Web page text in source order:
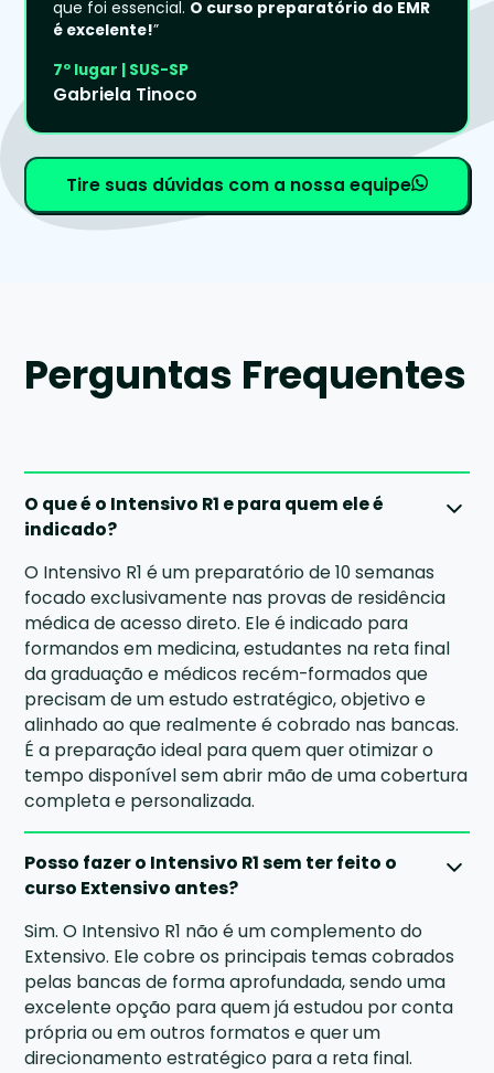
que foi essencial. O curso preparatório do EMR
é excelente!”
7º lugar | SUS-SP
Gabriela Tinoco
Tire suas dúvidas com a nossa equipe
Perguntas Frequentes
O que é o Intensivo R1 e para quem ele é
indicado?
O Intensivo R1 é um preparatório de 10 semanas
focado exclusivamente nas provas de residência
médica de acesso direto. Ele é indicado para
formandos em medicina, estudantes na reta final
da graduação e médicos recém-formados que
precisam de um estudo estratégico, objetivo e
alinhado ao que realmente é cobrado nas bancas.
É a preparação ideal para quem quer otimizar o
tempo disponível sem abrir mão de uma cobertura
completa e personalizada.
Posso fazer o Intensivo R1 sem ter feito o
curso Extensivo antes?
Sim. O Intensivo R1 não é um complemento do
Extensivo. Ele cobre os principais temas cobrados
pelas bancas de forma aprofundada, sendo uma
excelente opção para quem já estudou por conta
própria ou em outros formatos e quer um
direcionamento estratégico para a reta final.